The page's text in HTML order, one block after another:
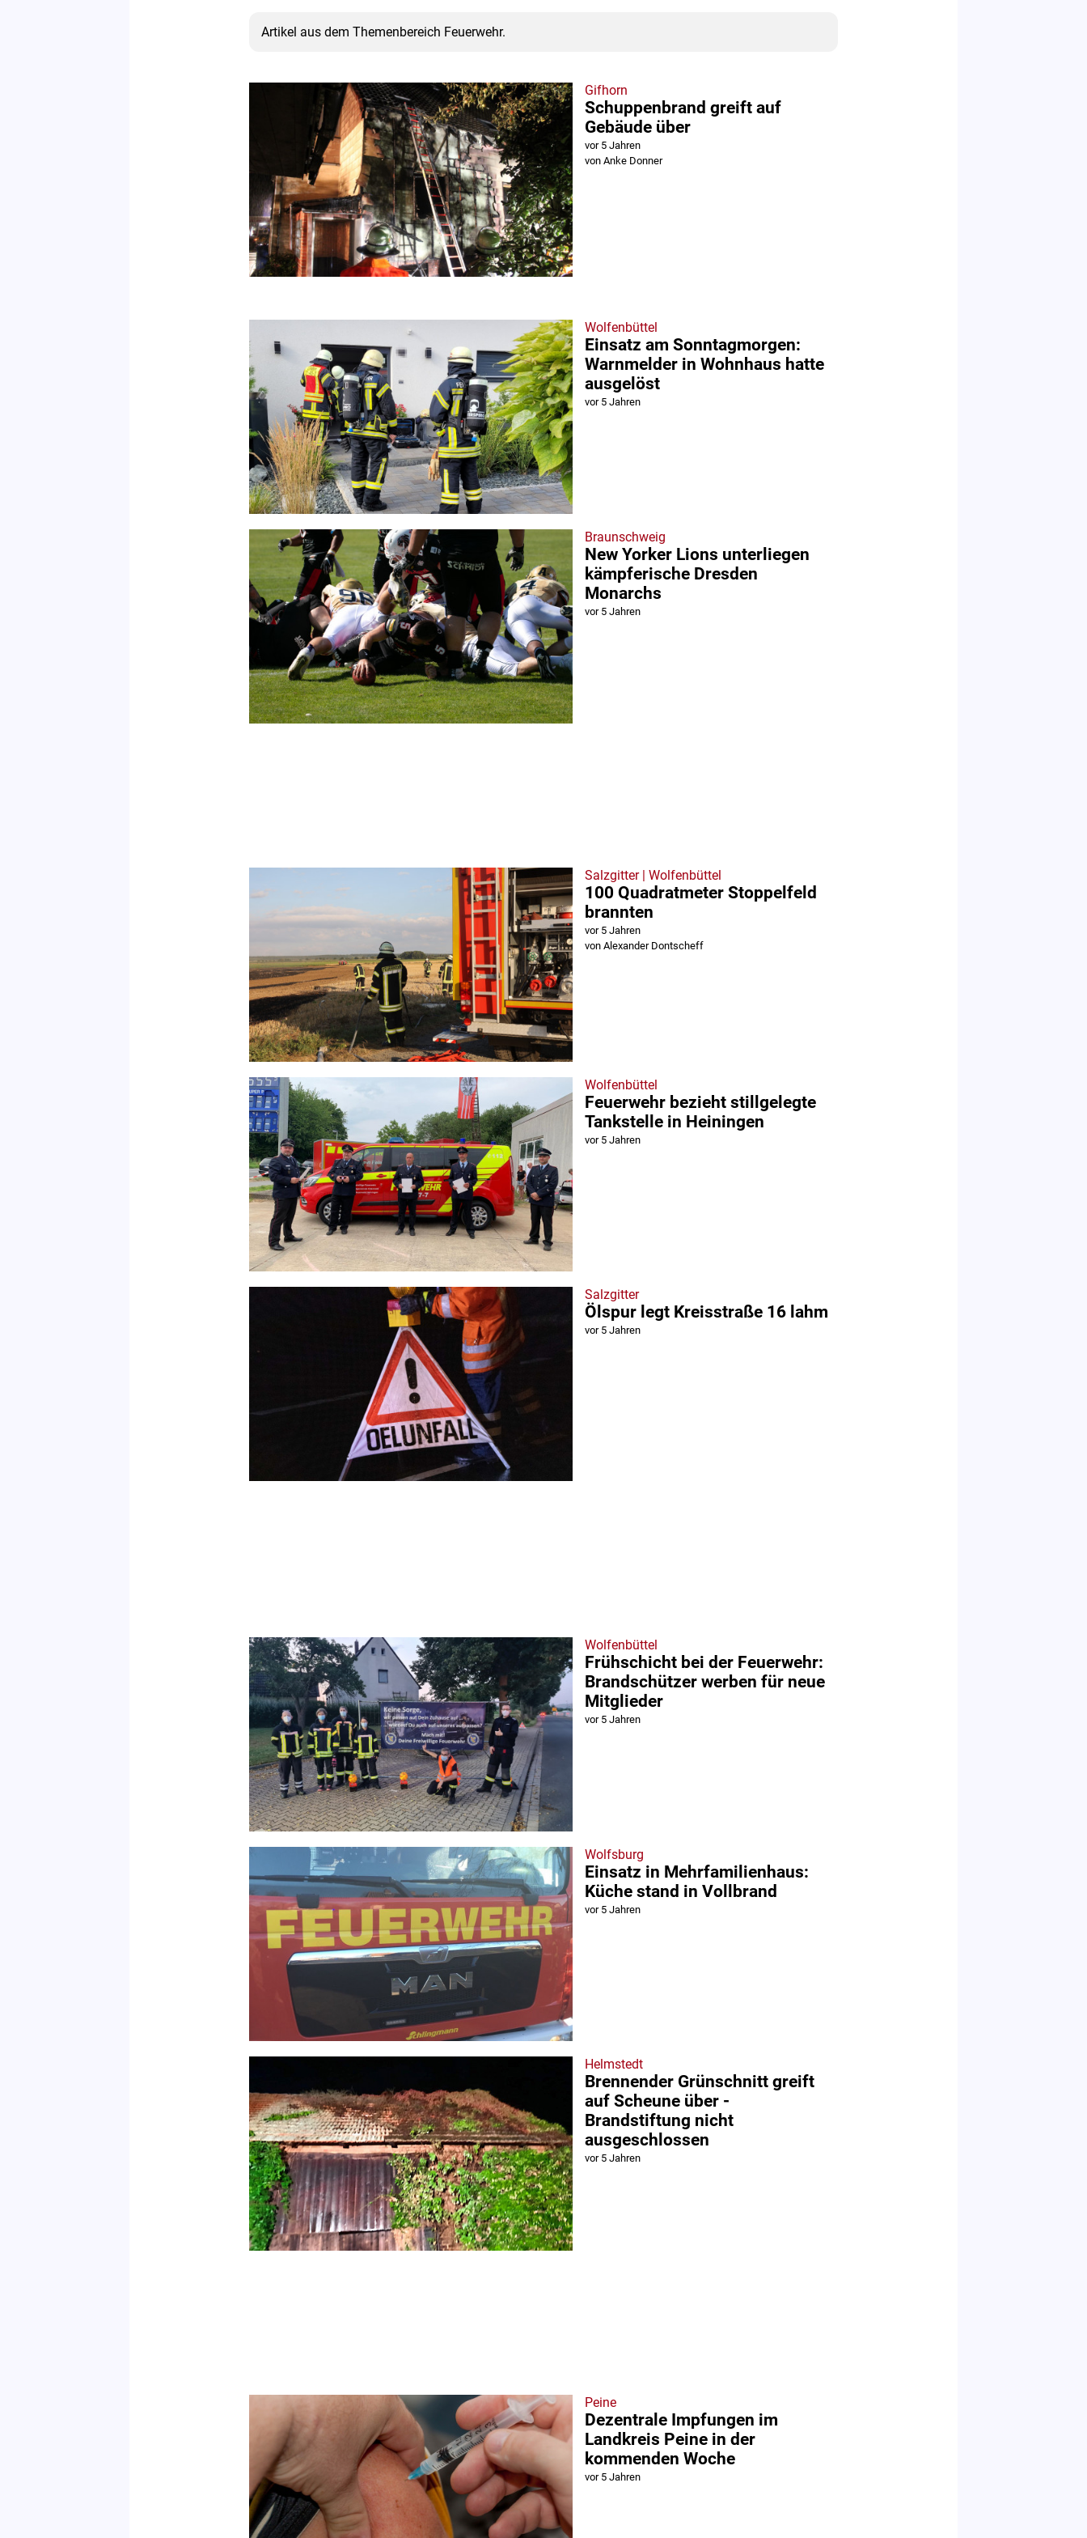
Artikel aus dem Themenbereich Feuerwehr.
Gifhorn
Schuppenbrand greift auf
Gebäude über
vor 5 Jahren
von Anke Donner
Wolfenbüttel
Einsatz am Sonntagmorgen:
Warnmelder in Wohnhaus hatte
ausgelöst
vor 5 Jahren
Braunschweig
New Yorker Lions unterliegen
kämpferische Dresden
Monarchs
vor 5 Jahren
Salzgitter | Wolfenbüttel
100 Quadratmeter Stoppelfeld
brannten
vor 5 Jahren
von Alexander Dontscheff
Wolfenbüttel
Feuerwehr bezieht stillgelegte
Tankstelle in Heiningen
vor 5 Jahren
Salzgitter
Ölspur legt Kreisstraße 16 lahm
vor 5 Jahren
Wolfenbüttel
Frühschicht bei der Feuerwehr:
Brandschützer werben für neue
Mitglieder
vor 5 Jahren
Wolfsburg
Einsatz in Mehrfamilienhaus:
Küche stand in Vollbrand
vor 5 Jahren
Helmstedt
Brennender Grünschnitt greift
auf Scheune über -
Brandstiftung nicht
ausgeschlossen
vor 5 Jahren
Peine
Dezentrale Impfungen im
Landkreis Peine in der
kommenden Woche
vor 5 Jahren